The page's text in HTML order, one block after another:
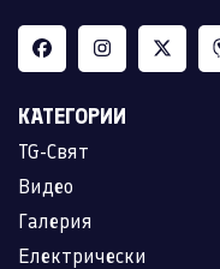
КАТЕГОРИИ
TG-Свят
Видео
Галерия
Електрически